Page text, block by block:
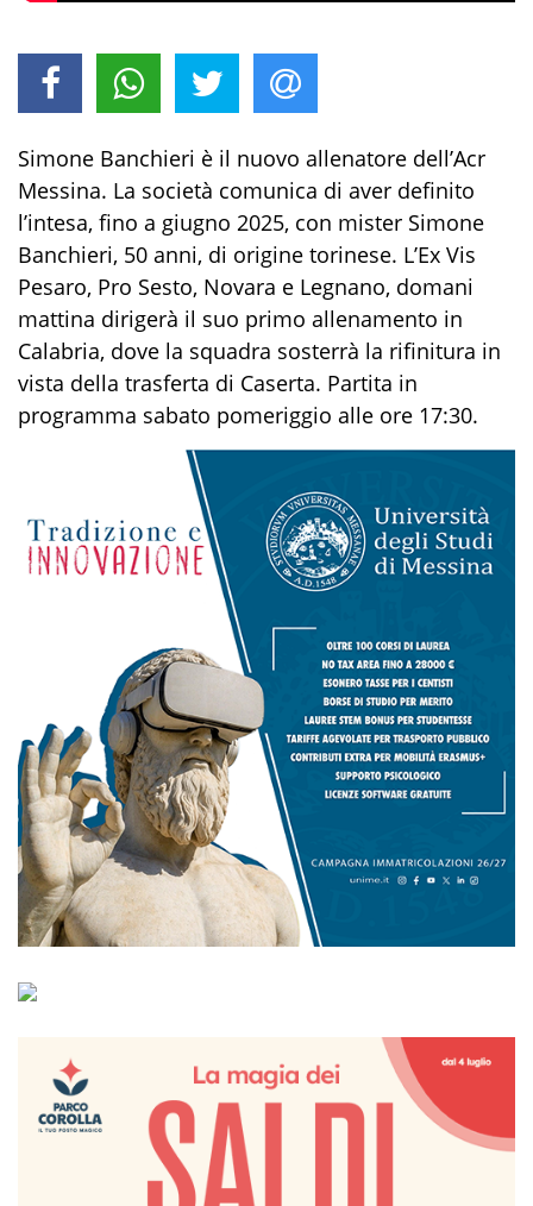
Simone Banchieri è il nuovo allenatore dell’Acr
Messina. La società comunica di aver definito
l’intesa, fino a giugno 2025, con mister Simone
Banchieri, 50 anni, di origine torinese. L’Ex Vis
Pesaro, Pro Sesto, Novara e Legnano, domani
mattina dirigerà il suo primo allenamento in
Calabria, dove la squadra sosterrà la rifinitura in
vista della trasferta di Caserta. Partita in
programma sabato pomeriggio alle ore 17:30.